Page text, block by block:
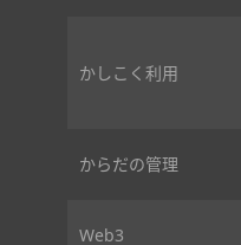
かしこく利用
からだの管理
Web3